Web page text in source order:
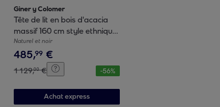
Giner y Colomer
Tête de lit en bois d'acacia
massif 160 cm style ethnique
moderne
Naturel et noir
485,99 €
1129,00 € -56%
Achat express